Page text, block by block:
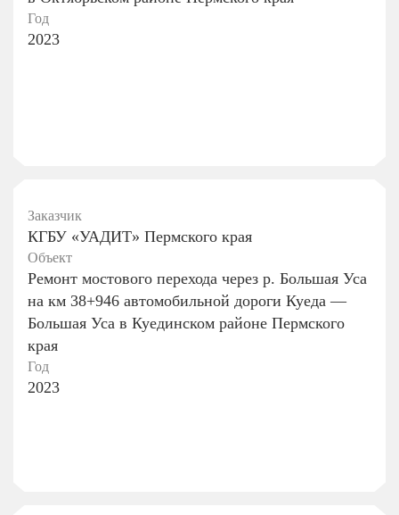
Год
2023
Заказчик
КГБУ «УАДИТ» Пермского края
Объект
Ремонт мостового перехода через р. Большая Уса
на км 38+946 автомобильной дороги Куеда —
Большая Уса в Куединском районе Пермского
края
Год
2023